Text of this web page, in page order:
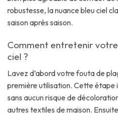
robustesse, la nuance bleu ciel
saison après saison.
Comment entretenir
ciel ?
Lavez d’abord votre fouta de
première utilisation. Cette étape
sans aucun risque de
autres textiles de maison.